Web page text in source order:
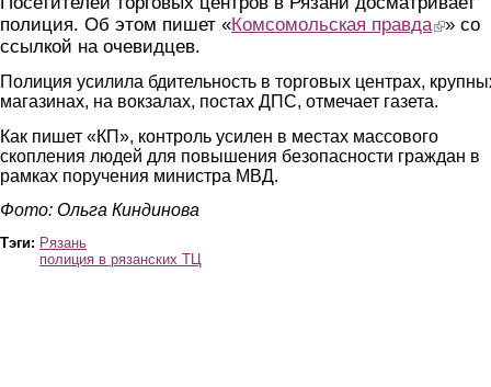
полиция. Об этом пишет «Комсомольская правда(link is
» со
ссылкой на очевидцев.
Полиция усилила бдительность в торговых центрах,
магазинах, на вокзалах, постах ДПС, отмечает газета.
Как пишет «КП», контроль усилен в местах массового
скопления людей для повышения безопасности граждан в
рамках поручения министра МВД.
Фото: Ольга Киндинова
Тэги: Рязань
полиция в рязанских ТЦ